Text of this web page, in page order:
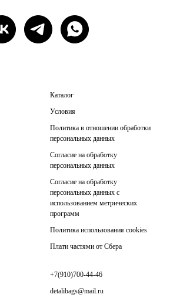
Каталог
Условия
Политика в отношении обработки
персональных данных
Согласие на обработку
персональных данных
Согласие на обработку
персональных данных с
использованием метрических
программ
Политика использования cookies
Плати частями от Сбера
+7(910)700-44-46
detalibags@mail.ru